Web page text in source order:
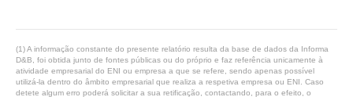
(1) A informação constante do presente relatório resulta da base de dados da Informa
D&B, foi obtida junto de fontes públicas ou do próprio e faz referência unicamente à
atividade empresarial do ENI ou empresa a que se refere, sendo apenas possível
utilizá-la dentro do âmbito empresarial que realiza a respetiva empresa ou ENI. Caso
detete algum erro poderá solicitar a sua retificação, contactando, para o efeito, o